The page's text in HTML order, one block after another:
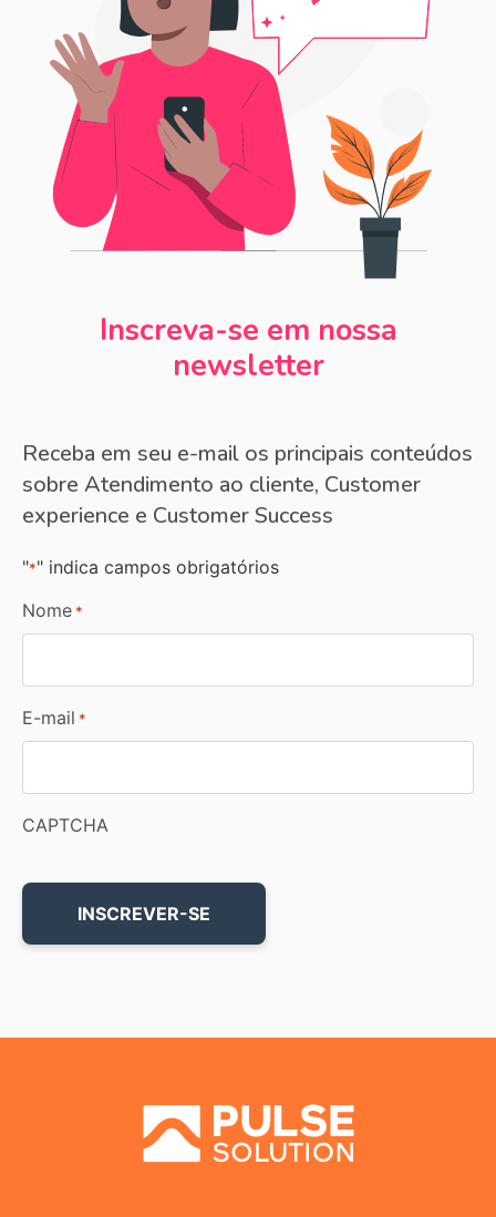
Inscreva-se em nossa
newsletter
Receba em seu e-mail os principais conteúdos
sobre Atendimento ao cliente, Customer
experience e Customer Success
"*" indica campos obrigatórios
Nome *
E-mail *
CAPTCHA